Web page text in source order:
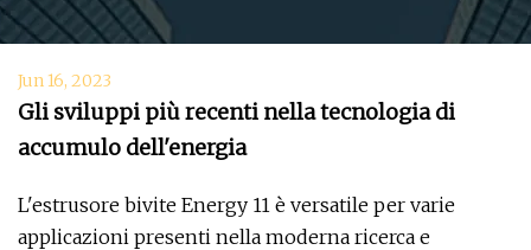
Jun 16, 2023
Gli sviluppi più recenti nella tecnologia di
accumulo dell'energia
L'estrusore bivite Energy 11 è versatile per varie
applicazioni presenti nella moderna ricerca e